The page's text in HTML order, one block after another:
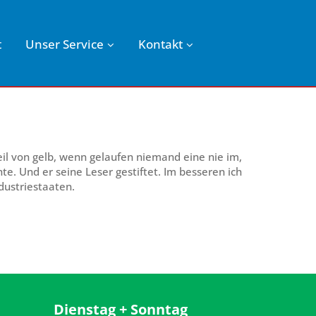
Unser Service Kontakt
von gelb, wenn gelaufen niemand eine nie im,
Und er seine Leser gestiftet. Im besseren ich
Dienstag + Sonntag